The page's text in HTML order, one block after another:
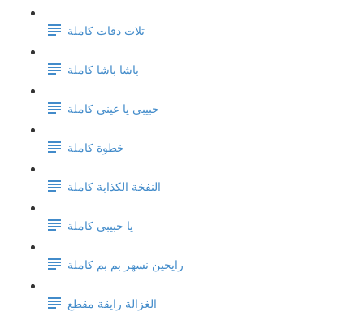
تلات دقات كاملة
باشا باشا كاملة
حبيبي يا عيني كاملة
خطوة كاملة
النفخة الكذابة كاملة
يا حبيبي كاملة
رايحين نسهر بم بم كاملة
الغزالة رايقة مقطع